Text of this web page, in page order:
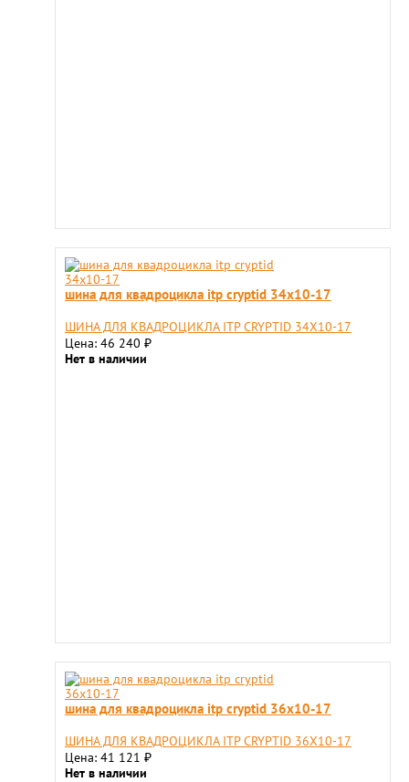
шина для квадроцикла itp cryptid 34x10-17
ШИНА ДЛЯ КВАДРОЦИКЛА ITP CRYPTID 34X10-17
Цена: 46 240 ₽
Нет в наличии
шина для квадроцикла itp cryptid 36x10-17
ШИНА ДЛЯ КВАДРОЦИКЛА ITP CRYPTID 36X10-17
Цена: 41 121 ₽
Нет в наличии